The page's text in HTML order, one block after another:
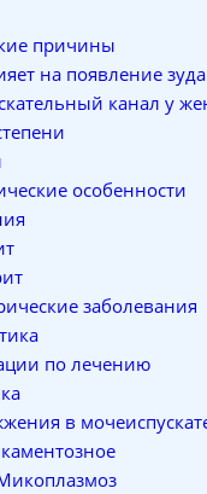
причины
на появление
канал у
особенности
заболевания
по лечению
в